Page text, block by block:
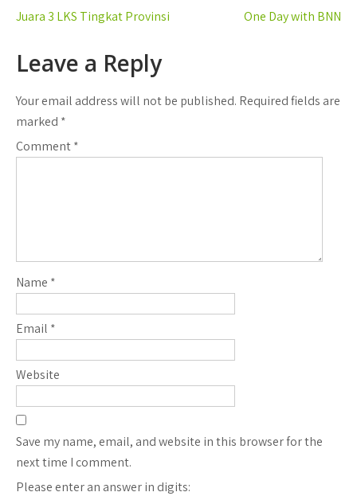
Post
Juara 3 LKS Tingkat Provinsi One Day with BNN
Leave a Reply
Your email address will not be published. Required fields are
marked *
Comment*
Name *
Email *
Website
Save my name, email, and website in this browser for the
next time I comment.
Please enter an answer in digits: